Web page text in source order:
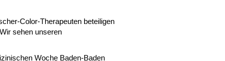
Color-Therapeuten beteiligen
sehen unseren
Woche Baden-Baden